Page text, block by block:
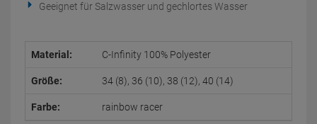
Geeignet für Salzwasser und gechlortes Wasser
Material: C-Infinity 100% Polyester
Größe: 34 (8), 36 (10), 38 (12), 40 (14)
Farbe: rainbow racer